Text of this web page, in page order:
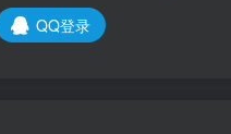
QQ登录